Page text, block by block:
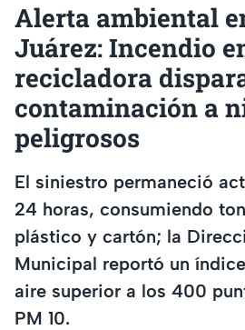
Alerta ambiental
Juárez: Incendio
recicladora
contaminación a
peligrosos
El siniestro permaneció
24 horas, consumiendo
plástico y cartón; la
Municipal reportó un
aire superior a los 400
PM 10.